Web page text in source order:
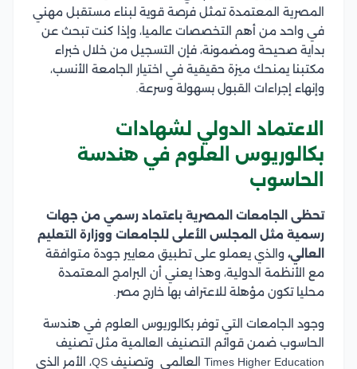
المصرية المعتمدة تمثل فرصة قوية لبناء مستقبل مهني
في واحد من أهم التخصصات عالميا، وإذا كنت تبحث عن
بداية صحيحة ومضمونة، فإن التسجيل من خلال خبراء
مكتبنا يمنحك ميزة حقيقية في اختيار الجامعة الأنسب،
وإنهاء إجراءات القبول بسهولة وسرعة.
الاعتماد الدولي لشهادات
بكالوريوس العلوم في هندسة
الحاسوب
تحظى الجامعات المصرية باعتماد رسمي من جهات
رسمية مثل المجلس الأعلى للجامعات ووزارة التعليم
العالي، والذي يعملو على تطبيق معايير جودة متوافقة
مع الأنظمة الدولية، وهذا يعني أن البرامج المعتمدة
محليا تكون مؤهلة للاعتراف بها خارج مصر.
وجود الجامعات التي توفر بكالوريوس العلوم في هندسة
الحاسوب ضمن قوائم التصنيف العالمية مثل تصنيف
Times Higher Education العالمي وتصنيف QS، الأمر الذي